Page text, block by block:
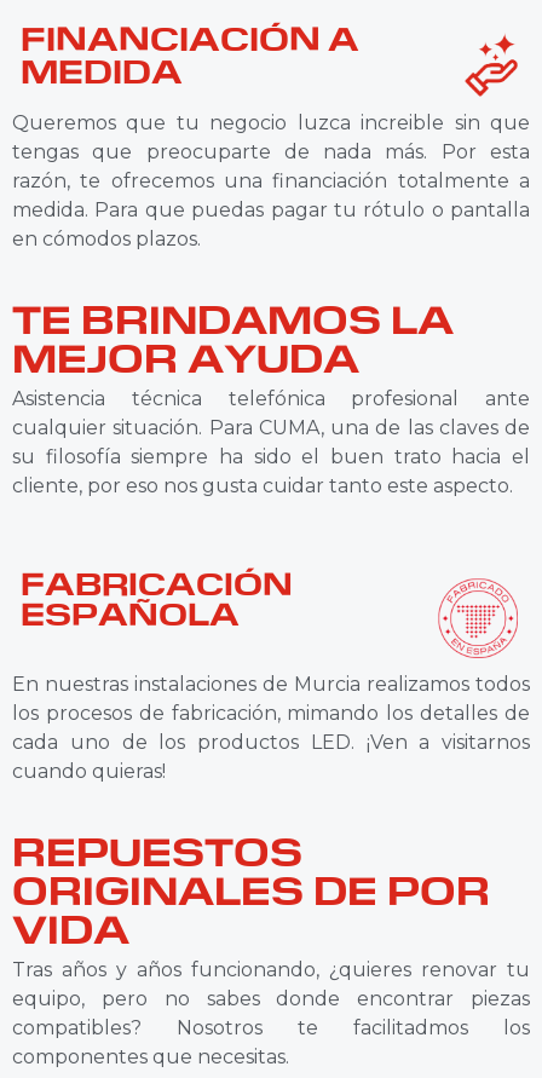
FINANCIACIÓN A
MEDIDA
Queremos que tu negocio luzca increible sin que
tengas que preocuparte de nada más. Por esta
razón, te ofrecemos una financiación totalmente a
medida. Para que puedas pagar tu rótulo o pantalla
en cómodos plazos.
TE BRINDAMOS LA
MEJOR AYUDA
Asistencia técnica telefónica profesional ante
cualquier situación. Para CUMA, una de las claves de
su filosofía siempre ha sido el buen trato hacia el
cliente, por eso nos gusta cuidar tanto este aspecto.
FABRICACIÓN
ESPAÑOLA
En nuestras instalaciones de Murcia realizamos todos
los procesos de fabricación, mimando los detalles de
cada uno de los productos LED. ¡Ven a visitarnos
cuando quieras!
REPUESTOS
ORIGINALES DE POR
VIDA
Tras años y años funcionando, ¿quieres renovar tu
equipo, pero no sabes donde encontrar piezas
compatibles? Nosotros te facilitadmos los
componentes que necesitas.